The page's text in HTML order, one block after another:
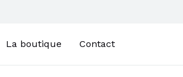
La boutique Contact